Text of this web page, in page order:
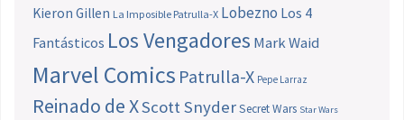
Kieron Gillen La Imposible Patrulla-X Lobezno Los 4
Fantásticos Los Vengadores Mark Waid
Marvel Comics Patrulla-X Pepe Larraz
Reinado de XScott SnyderSecret Wars Star Wars